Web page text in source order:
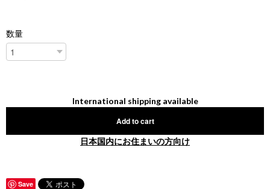
数量
International shipping available
Add to cart
日本国内にお住まいの方向け
Save